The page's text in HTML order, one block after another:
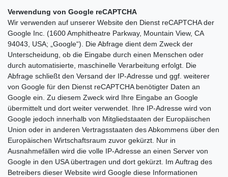
Verwendung von Google reCAPTCHA
Wir verwenden auf unserer Website den Dienst reCAPTCHA der
Google Inc. (1600 Amphitheatre Parkway, Mountain View, CA
94043, USA; „Google“). Die Abfrage dient dem Zweck der
Unterscheidung, ob die Eingabe durch einen Menschen oder
durch automatisierte, maschinelle Verarbeitung erfolgt. Die
Abfrage schließt den Versand der IP-Adresse und ggf. weiterer
von Google für den Dienst reCAPTCHA benötigter Daten an
Google ein. Zu diesem Zweck wird Ihre Eingabe an Google
übermittelt und dort weiter verwendet. Ihre IP-Adresse wird von
Google jedoch innerhalb von Mitgliedstaaten der Europäischen
Union oder in anderen Vertragsstaaten des Abkommens über den
Europäischen Wirtschaftsraum zuvor gekürzt. Nur in
Ausnahmefällen wird die volle IP-Adresse an einen Server von
Google in den USA übertragen und dort gekürzt. Im Auftrag des
Betreibers dieser Website wird Google diese Informationen